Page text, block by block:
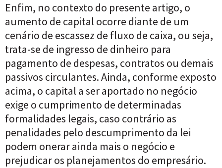
Enfim, no contexto do presente artigo, o
aumento de capital ocorre diante de um
cenário de escassez de fluxo de caixa, ou seja,
trata-se de ingresso de dinheiro para
pagamento de despesas, contratos ou demais
passivos circulantes. Ainda, conforme exposto
acima, o capital a ser aportado no negócio
exige o cumprimento de determinadas
formalidades legais, caso contrário as
penalidades pelo descumprimento da lei
podem onerar ainda mais o negócio e
prejudicar os planejamentos do empresário.